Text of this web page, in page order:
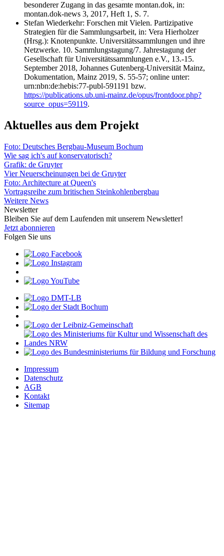
besonderer Zugang in das gesamte montan.dok, in:
montan.dok-news 3, 2017, Heft 1, S. 7.
Stefan Wiederkehr: Forschen mit Vielen. Partizipative
Strategien für die Sammlungsarbeit, in: Vera Hierholzer
(Hrsg.): Knotenpunkte. Universitätssammlungen und ihre
Netzwerke. 10. Sammlungstagung/7. Jahrestagung der
Gesellschaft für Universitätssammlungen e.V., 13.-15.
September 2018, Johannes Gutenberg-Universität Mainz,
Dokumentation, Mainz 2019, S. 55-57; online unter:
urn:nbn:de:hebis:77-publ-591191 bzw.
https://publications.ub.uni-mainz.de/opus/frontdoor.php?
source_opus=59119.
Aktuelles aus dem Projekt
Foto: Deutsches Bergbau-Museum Bochum
Wie sag ich's auf konservatorisch?
Grafik: de Gruyter
Vier Neuerscheinungen bei de Gruyter
Foto: Architecture at Queen's
Vortragsreihe zum britischen Steinkohlenbergbau
Weitere News
Newsletter
Bleiben Sie auf dem Laufenden mit unserem Newsletter!
Jetzt abonnieren
Folgen Sie uns
Impressum
Datenschutz
AGB
Kontakt
Sitemap